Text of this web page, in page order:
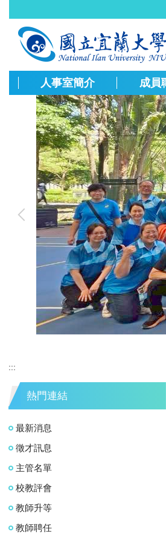
到
容
人事室簡介 成員
:::
熱門連結
最新消息
徵才訊息
主管名單
校教評會
教師升等
教師聘任